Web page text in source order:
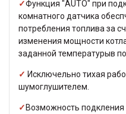
✓Функция "AUTO" при
комнатного датчика
потребления топлива за
изменения мощности
заданной температурыв
✓ Исключельно тихая
шумоглушителем.
✓Возможность подкления